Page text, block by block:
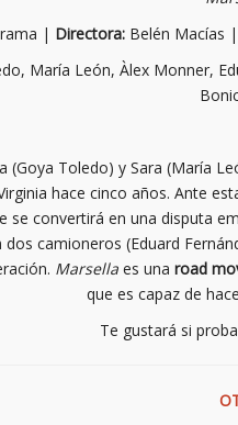
| Directora:Belén Macías
María León, Àlex Monner,
(Goya Toledo) y Sara (María
hace cinco años. Ante
se convertirá en una disputa
camioneros (Eduard
Marsellaes una road
que es capaz de
Te gustará si